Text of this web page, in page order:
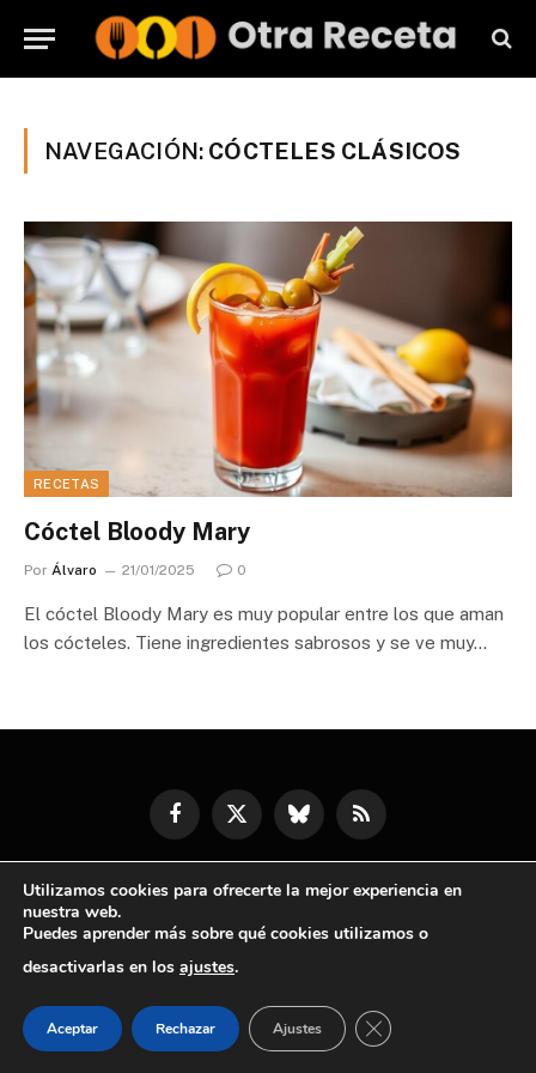
NAVEGACIÓN: CÓCTELES CLÁSICOS
RECETAS
Cóctel Bloody Mary
Por Álvaro 21/01/2025 0
El cóctel Bloody Mary es muy popular entre los que aman
los cócteles. Tiene ingredientes sabrosos y se ve muy…
Facebook
X
Bluesky RSS
© 2026 Otra Receta | Todos los derechos reservados
Utilizamos cookies para ofrecerte la mejor experiencia en
nuestra web.
Puedes aprender más sobre qué cookies utilizamos o
desactivarlas en los ajustes.
Aceptar Rechazar Ajustes CERRAR EL